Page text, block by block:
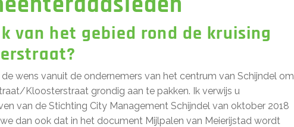
van het gebied rond de kruising
wens vanuit de ondernemers van het centrum van Schijndel om
Kloosterstraat grondig aan te pakken. Ik verwijs u
van de Stichting City Management Schijndel van oktober 2018
dan ook dat in het document Mijlpalen van Meierijstad wordt